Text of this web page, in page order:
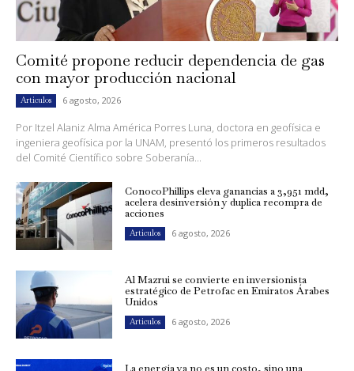
Comité propone reducir dependencia de gas
con mayor producción nacional
Artículos 6 agosto, 2026
Por Itzel Alaniz Alma América Porres Luna, doctora en geofísica e
ingeniera geofísica por la UNAM, presentó los primeros resultados
del Comité Científico sobre Soberanía...
ConocoPhillips eleva ganancias a 3,951 mdd,
acelera desinversión y duplica recompra de
acciones
Artículos 6 agosto, 2026
Al Mazrui se convierte en inversionista
estratégico de Petrofac en Emiratos Árabes
Unidos
Artículos 6 agosto, 2026
La energía ya no es un costo, sino una